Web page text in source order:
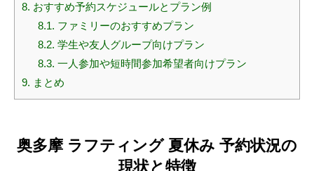
8. おすすめ予約スケジュールとプラン例
8.1. ファミリーのおすすめプラン
8.2. 学生や友人グループ向けプラン
8.3. 一人参加や短時間参加希望者向けプラン
9. まとめ
奥多摩 ラフティング 夏休み 予約状況の
現状と特徴